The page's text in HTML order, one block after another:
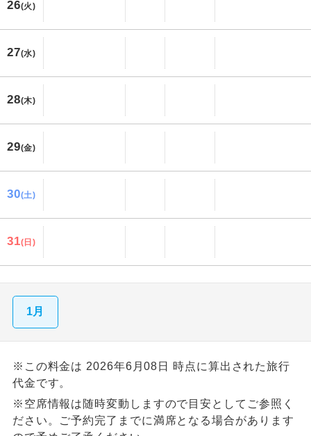
26(火)
27(水)
28(木)
29(金)
30(土)
31(日)
1月
※この料金は 2026年6月08日 時点に算出された旅行
代金です。
※空席情報は随時変動しますので目安としてご参照く
ださい。ご予約完了までに満席となる場合があります